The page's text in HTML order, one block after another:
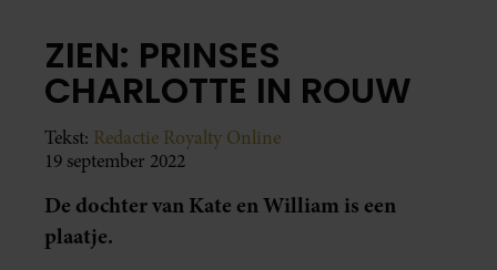
ZIEN: PRINSES
CHARLOTTE IN ROUW
Tekst: Redactie Royalty Online
19 september 2022
De dochter van Kate en William is een
plaatje.